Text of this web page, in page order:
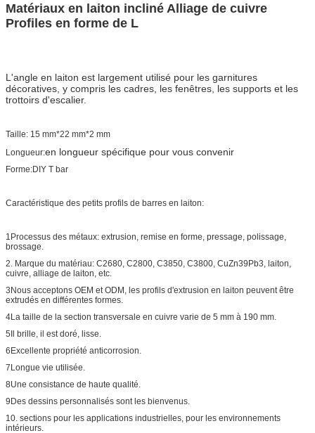
Matériaux en laiton incliné Alliage de cuivre
Profiles en forme de L
L'angle en laiton est largement utilisé pour les garnitures
décoratives, y compris les cadres, les fenêtres, les supports et les
trottoirs d'escalier.
Taille: 15 mm*22 mm*2 mm
Longueur:en longueur spécifique pour vous convenir
Forme:DIY T bar
Caractéristique des petits profils de barres en laiton:
1Processus des métaux: extrusion, remise en forme, pressage, polissage,
brossage.
2. Marque du matériau: C2680, C2800, C3850, C3800, CuZn39Pb3, laiton,
cuivre, alliage de laiton, etc.
3Nous acceptons OEM et ODM, les profils d'extrusion en laiton peuvent être
extrudés en différentes formes.
4La taille de la section transversale en cuivre varie de 5 mm à 190 mm.
5Il brille, il est doré, lisse.
6Excellente propriété anticorrosion.
7Longue vie utilisée.
8Une consistance de haute qualité.
9Des dessins personnalisés sont les bienvenus.
10. sections pour les applications industrielles, pour les environnements
intérieurs.